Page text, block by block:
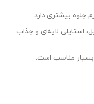
جلوه بیشتری دارد.
استایلی لایه‌ای و جذاب
بسیار مناسب است.